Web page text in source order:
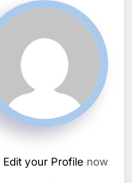
Edit your Profile now.